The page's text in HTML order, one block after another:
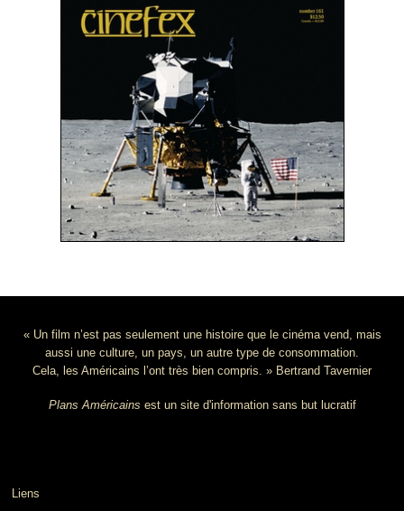
« Un film n’est pas seulement une histoire que le cinéma vend, mais
aussi une culture, un pays, un autre type de consommation.
Cela, les Américains l’ont très bien compris. » Bertrand Tavernier
Plans Américains est un site d'information sans but lucratif
Liens